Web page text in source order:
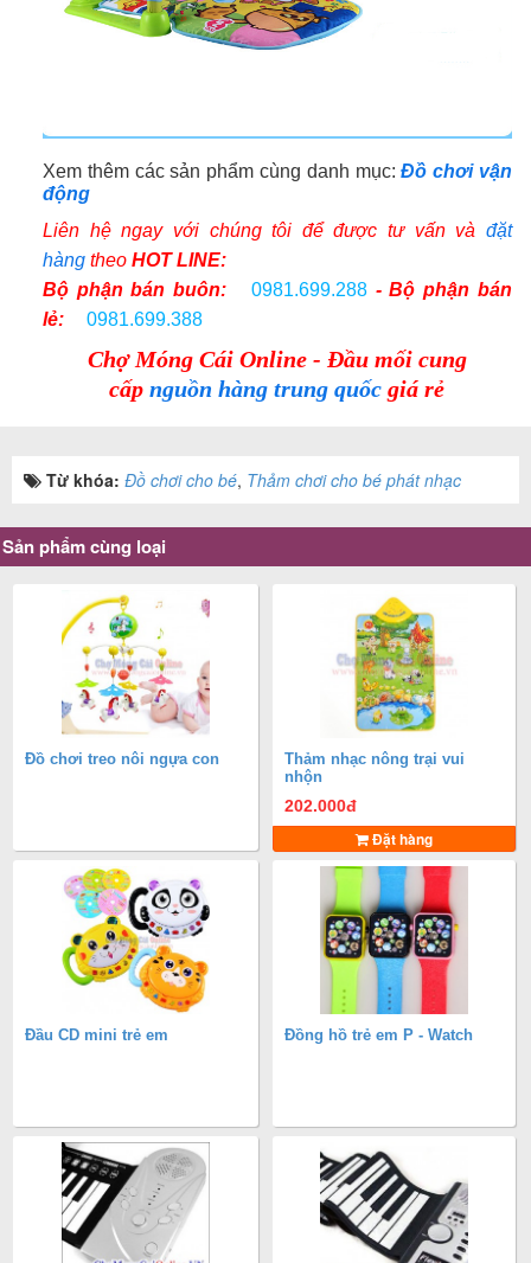
Xem thêm các sản phẩm cùng danh mục:Đồ chơi vận
động
Liên hệ ngay với chúng tôi để được tư vấn và đặt
hàng theoHOT LINE:
Bộ phận bán buôn:
0981.699.288 - Bộ phận bán
lẻ:
0981.699.388
Chợ Móng Cái Online - Đầu mối cung
cấpnguồn hàng trung quốc giá rẻ
Từ khóa: Đồ chơi cho bé, Thảm chơi cho bé phát nhạc
Sản phẩm cùng loại
Đồ chơi treo nôi ngựa con
Thảm nhạc nông trại vui
nhộn
202.000đ
Đặt hàng
Đầu CD mini trẻ em Đồng hồ trẻ em P - Watch